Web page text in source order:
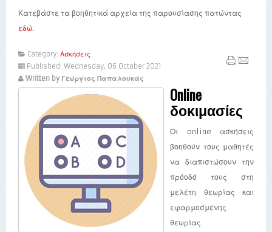
Κατεβάστε τα βοηθητικά αρχεία της παρουσίασης πατώντας
εδώ.
Category: Ασκήσεις
Published: Wednesday, 06 October 2021
Written by Γεώργιος Παπαλουκάς
Online
δοκιμασίες
Οι online ασκήσεις
βοηθούν τους μαθητές
να διαπιστώσουν την
πρόοδό τους στη
μελέτη θεωρίας και
εφαρμοσμένης
θεωρίας